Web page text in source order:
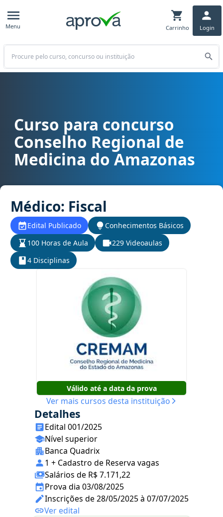
Menu Carrinho Login
Buscar
Curso para concurso CREMAM (AM) - Conselho Regional de
Curso para concurso
Conselho Regional de
Medicina do Amazonas
Médico: Fiscal
Edital Publicado
Conhecimentos Básicos
100 Horas de Aula
229 Videoaulas
4 Disciplinas
Válido até a data da prova
Ver mais cursos desta instituição
Detalhes
Edital 001/2025
Nível superior
Banca Quadrix
1 + Cadastro de Reserva vagas
Salários de R$ 7.171,22
Prova dia 03/08/2025
Inscrições de 28/05/2025 à 07/07/2025
Ver edital